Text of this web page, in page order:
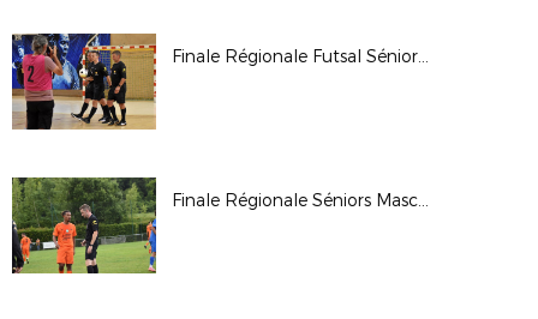
Finale Régionale Futsal Séniors Masculine 2025
Finale Régionale Séniors Masculine 2025